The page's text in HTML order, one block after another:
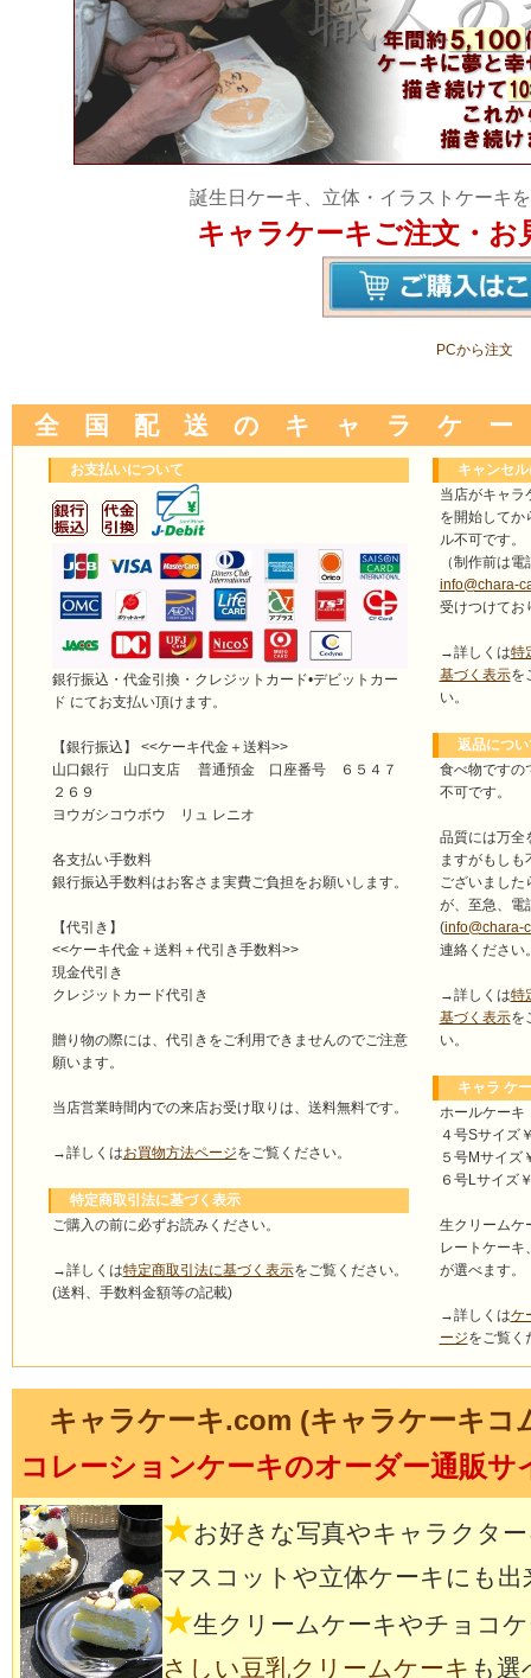
誕生日ケーキ、立体・イラストケーキ
キャラケーキご注文・お
PCから注文
全 国 配 送 の キ ャ ラ ケ
お支払いについて
銀行振込・代金引換・クレジットカード•デビットカー
ド にてお支払い頂けます。
【銀行振込】 <<ケーキ代金＋送料>>
山口銀行 山口支店 普通預金 口座番号 ６５４７
２６９
ヨウガシコウボウ リュ レニオ
各支払い手数料
銀行振込手数料はお客さま実費ご負担をお願いします。
【代引き】
<<ケーキ代金＋送料＋代引き手数料>>
現金代引き
クレジットカード代引き
贈り物の際には、代引きをご利用できませんのでご注意
願います。
当店営業時間内での来店お受け取りは、送料無料です。
→詳しくはお買物方法ページをご覧ください。
特定商取引法に基づく表示
ご購入の前に必ずお読みください。
→詳しくは特定商取引法に基づく表示をご覧ください。
(送料、手数料金額等の記載)
キャンセル
当店がキャラ
を開始してか
ル不可です。
（制作前は
info@chara-
受けつけてお
→詳しくは特
基づく表示を
い。
返品につい
食べ物ですの
不可です。
品質には万全
ますがもしも
ございました
が、至急、電
(info@chara-
連絡ください
→詳しくは特
基づく表示を
い。
キャラ ケ
ホールケーキ
４号Sサイズ
５号Mサイズ
６号Lサイズ
生クリームケ
レートケーキ
が選べます。
→詳しくはケ
ージをご覧く
キャラケーキ.com (キャラケーキコ
コレーションケーキのオーダー通販サ
★お好きな写真やキャラクタ
マスコットや立体ケーキにも出
★生クリームケーキやチョコ
さしい豆乳クリームケーキ も選